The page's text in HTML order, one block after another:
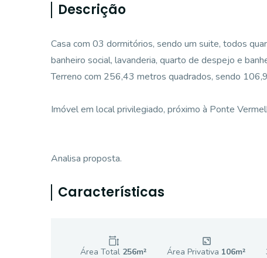
Descrição
Casa com 03 dormitórios, sendo um suite, todos
banheiro social, lavanderia, quarto de despejo e
Terreno com 256,43 metros quadrados, sendo
Imóvel em local privilegiado, próximo à Ponte
Analisa proposta.
Características
Área Total 256m² Área Privativa 106m²